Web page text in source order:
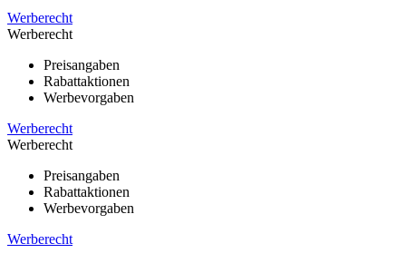
Werberecht
Werberecht
Preisangaben
Rabattaktionen
Werbevorgaben
Werberecht
Werberecht
Preisangaben
Rabattaktionen
Werbevorgaben
Werberecht